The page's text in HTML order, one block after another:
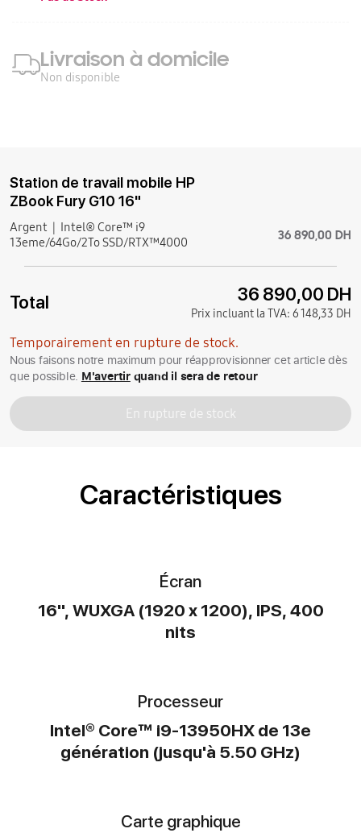
Livraison à domicile
Non disponible
Station de travail mobile HP
ZBook Fury G10 16"
Argent
Intel® Core™ i9
13eme/64Go/2To SSD/RTX™4000
36 890,00 DH
Total 36 890,00 DH
Prix incluant la TVA: 6 148,33 DH
Temporairement en rupture de stock.
Nous faisons notre maximum pour réapprovisionner cet article dès
que possible. M'avertirquand il sera de retour
En rupture de stock
Caractéristiques
Écran
16", WUXGA (1920 x 1200), IPS, 400
nits
Processeur
Intel® Core™ i9-13950HX de 13e
génération (jusqu'à 5.50 GHz)
Carte graphique